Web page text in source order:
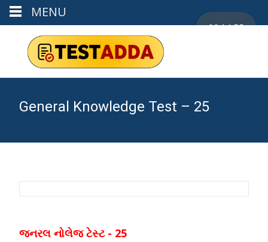
General Knowledge Test – 25
00:14:55
જનરલ નોલેજ ટેસ્ટ - 25
MENU